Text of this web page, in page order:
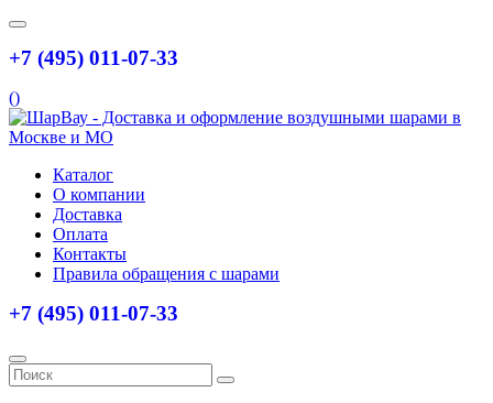
+7 (495) 011-07-33
()
Каталог
О компании
Доставка
Оплата
Контакты
Правила обращения с шарами
+7 (495) 011-07-33